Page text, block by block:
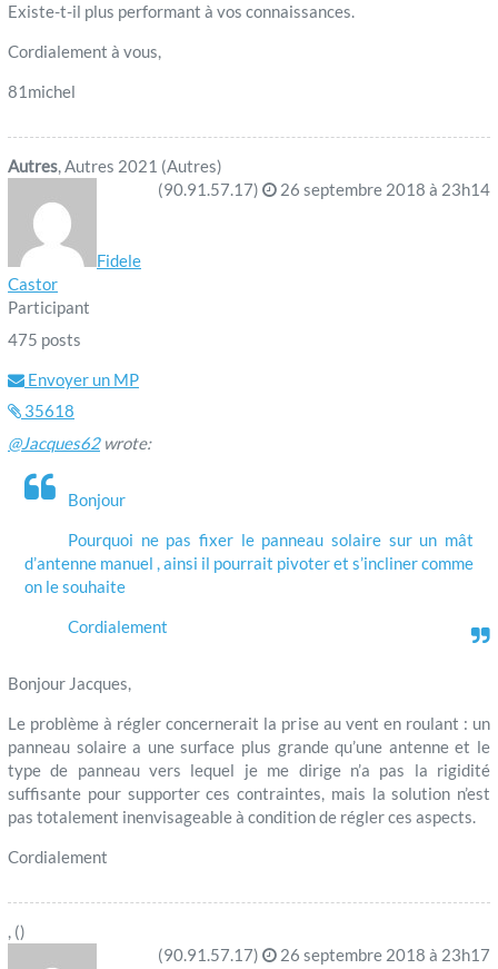
Existe-t-il plus performant à vos connaissances.
Cordialement à vous,
81michel
Autres, Autres 2021 (Autres)
(90.91.57.17)
26 septembre 2018 à 23h14
Fidele
Castor
Participant
475 posts
Envoyer un MP
35618
@Jacques62wrote:
Bonjour
Pourquoi ne pas fixer le panneau solaire sur un mât
d’antenne manuel , ainsi il pourrait pivoter et s’incliner comme
on le souhaite
Cordialement
Bonjour Jacques,
Le problème à régler concernerait la prise au vent en roulant : un
panneau solaire a une surface plus grande qu’une antenne et le
type de panneau vers lequel je me dirige n’a pas la rigidité
suffisante pour supporter ces contraintes, mais la solution n’est
pas totalement inenvisageable à condition de régler ces aspects.
Cordialement
, ()
(90.91.57.17)
26 septembre 2018 à 23h17